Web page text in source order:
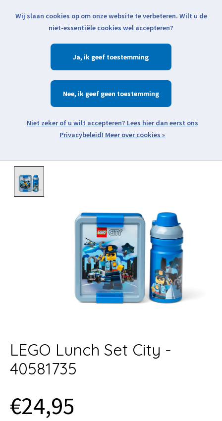
Klik voor actuele verzendinformatie...
Verlanglijst
Zoeken
Open webshop menu
LEGO Lunch Set City -
40581735
€24,95
Wij slaan cookies op om onze website te verbeteren. Wilt u de
niet-essentiële cookies wel accepteren?
Ja
Nee
Meer over cookies »